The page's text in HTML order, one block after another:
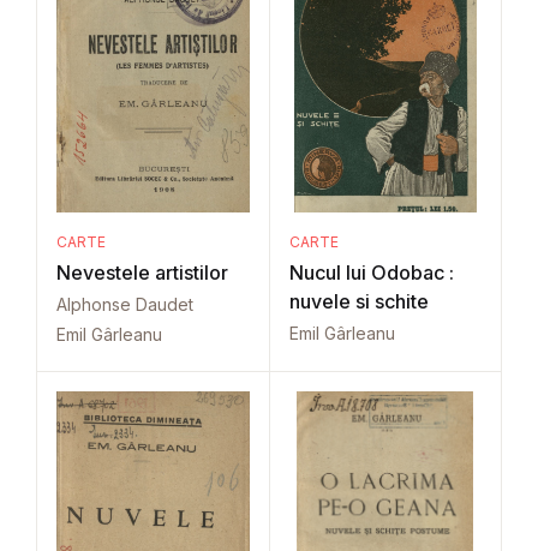
CARTE
Nevestele artistilor
Alphonse Daudet
Emil Gârleanu
CARTE
Nucul lui Odobac :
nuvele si schite
Emil Gârleanu